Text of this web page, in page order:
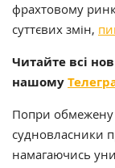
фрахтовому
суттєвих змін,
Читайте всі
нашому
Попри обмежену
судновласники
намагаючись